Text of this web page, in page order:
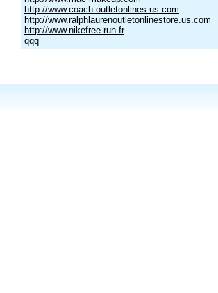
http://www.coach-outletonlines.us.com
http://www.ralphlaurenoutletonlinestore.us.com
http://www.nikefree-run.fr
qqq